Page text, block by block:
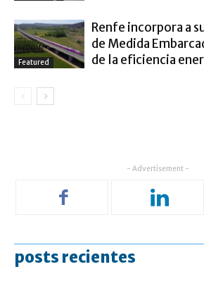
Featured
Renfe incorpora a
de Medida
de la eficiencia
- Advertisement -
posts recientes